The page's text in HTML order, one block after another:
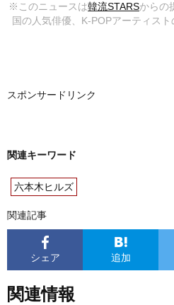
※このニュースは韓流STARSからの
国の人気俳優、K-POPアーティス
スポンサードリンク
関連キーワード
六本木ヒルズ
関連記事
シェア 追加
関連情報